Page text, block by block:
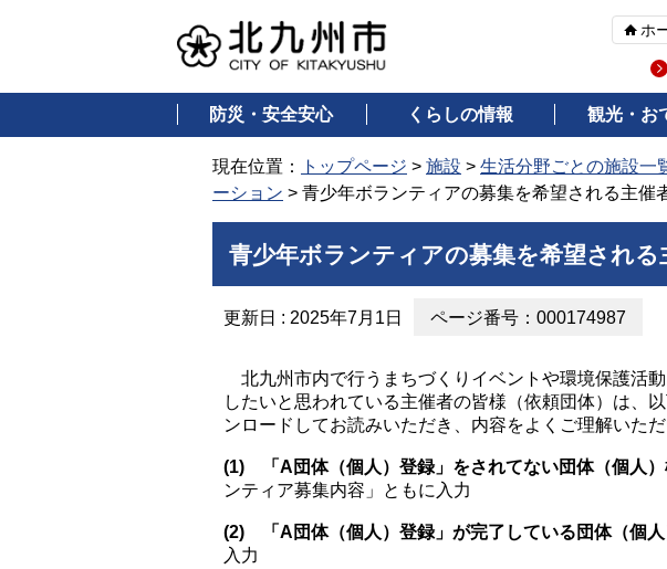
ホ
防災・安全安心 くらしの情報 観光・お
現在位置： トップページ > 施設 > 生活分野ごとの施設一
ーション > 青少年ボランティアの募集を希望される主催
青少年ボランティアの募集を希望される
更新日 : 2025年7月1日 ページ番号：000174987
北九州市内で行うまちづくりイベントや環境保護活
したいと思われている主催者の皆様（依頼団体）は、
ンロードしてお読みいただき、内容をよくご理解いた
(1) 「A団体（個人）登録」をされてない団体（個人
ンティア募集内容」ともに入力
(2) 「A団体（個人）登録」が完了している団体（個
入力